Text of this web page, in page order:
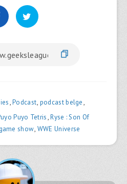
,Podcast, podcast belge,
Puyo Tetris,Ryse : Son Of
show, WWE Universe